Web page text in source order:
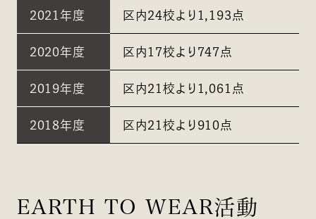
2021年度 区内24校より1,193点
2020年度 区内17校より747点
2019年度 区内21校より1,061点
2018年度 区内21校より910点
EARTH TO WEAR活動